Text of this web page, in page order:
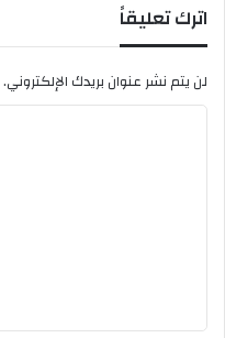
اترك تعليقاً
لن يتم نشر عنوان بريدك الإلكتروني.